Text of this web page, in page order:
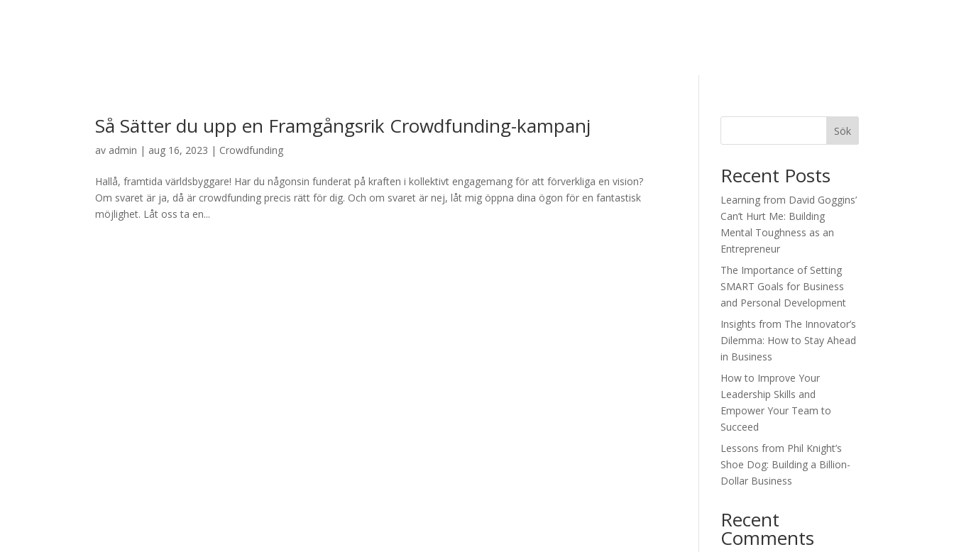
Så Sätter du upp en Framgångsrik Crowdfunding-kampanj
av admin | aug 16, 2023 | Crowdfunding
Hallå, framtida världsbyggare! Har du någonsin funderat på kraften i kollektivt engagemang för att förverkliga en vision?
Om svaret är ja, då är crowdfunding precis rätt för dig. Och om svaret är nej, låt mig öppna dina ögon för en fantastisk
möjlighet. Låt oss ta en...
Sök
Recent Posts
Learning from David Goggins’
Can’t Hurt Me: Building
Mental Toughness as an
Entrepreneur
The Importance of Setting
SMART Goals for Business
and Personal Development
Insights from The Innovator’s
Dilemma: How to Stay Ahead
in Business
How to Improve Your
Leadership Skills and
Empower Your Team to
Succeed
Lessons from Phil Knight’s
Shoe Dog: Building a Billion-
Dollar Business
Recent
Comments